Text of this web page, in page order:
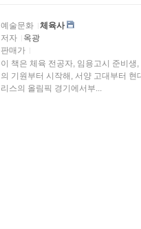
예술문화
체육사
저자
옥광
판매가
이 책은 체육 전공자, 임용고시 준비
의 기원부터 시작해, 서양 고대부터
리스의 올림픽 경기에서부...